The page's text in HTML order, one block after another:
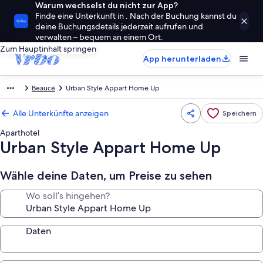
Warum wechselst du nicht zur App?
Finde eine Unterkunft in . Nach der Buchung kannst du
deine Buchungsdetails jederzeit aufrufen und
verwalten – bequem an einem Ort.
Zum Hauptinhalt springen
App herunterladen
Beaucé Urban Style Appart Home Up
Alle Unterkünfte anzeigen Speichern
Aparthotel
Urban Style Appart Home Up
Wähle deine Daten, um Preise zu sehen
Wo soll’s hingehen?
Daten